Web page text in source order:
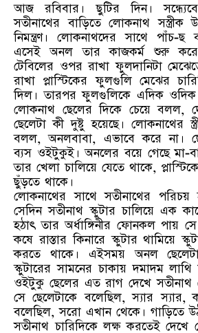
আজ রবিবার। ছুটির দিন।
সতীনাথের বাড়িতে লোকনাথ সস্ত্রীক
নিমন্ত্রণ। লোকনাথদের সাথে পাঁচ-
এসেই অনল তার কাজকর্ম শুরু করে
টেবিলের ওপর রাখা ফুলদানিটা
রাখা প্লাস্টিকের ফুলগুলি মেঝের
দিল। তারপর ফুলগুলিকে এদিক
লোকনাথ ছেলের দিকে চেয়ে বলল,
ছেলেটা কী দুষ্টু হয়েছে। লোকনাথের
বলল, অনলবাবা, এভাবে করে না।
ব্যস ওইটুকুই। অনলের বয়ে গেছে মা-
তার খেলা চালিয়ে যেতে থাকে,
ছুঁড়তে থাকে।
লোকনাথের সাথে সতীনাথের পরিচয়
সেদিন সতীনাথ স্কুটার চালিয়ে এক
হঠাৎ তার অর্ধাঙ্গিনীর ফোনকল পায়
কষে রাস্তার কিনারে স্কুটার থামিয়ে
করতে থাকে। এইসময় অনল
স্কুটারের সামনের চাকায় দমাদম লাথি
ওইটুকু ছেলের এত রাগ দেখে সতীনাথ
সে ছেলেটাকে বলেছিল, স্যার স্যার,
বলেছিল, সরো এখান থেকে। গাড়িতে
সতীনাথ চারিদিকে লক্ষ করতেই